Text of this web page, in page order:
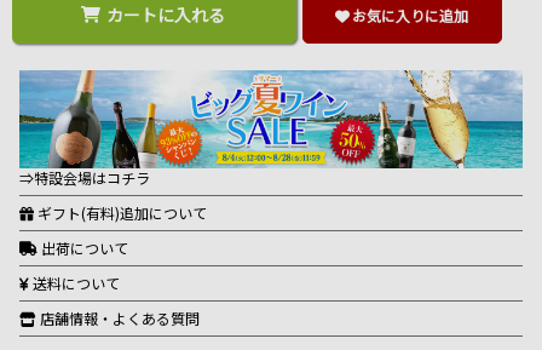
カートに入れる お気に入りに追加
⇒特設会場はコチラ
ギフト(有料)追加について
出荷について
送料について
店舗情報・よくある質問